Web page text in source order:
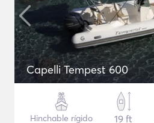
Capelli Tempest 600
Hinchable rígido
19 ft